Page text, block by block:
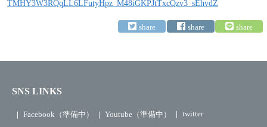
TMHY3W3RQqLL6LFutyHpz_M48iGKPJtTxcQzv3_sEhvdZ
SNS LINKS
Facebook（準備中） Youtube（準備中） twitter